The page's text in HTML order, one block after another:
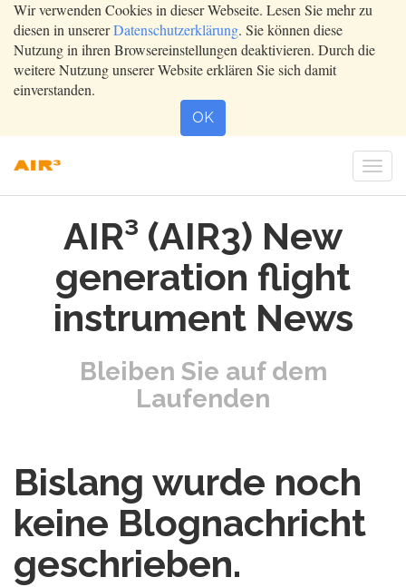
Wir verwenden Cookies in dieser Webseite. Lesen Sie mehr zu
diesen in unsererDatenschutzerklärung. Sie können diese
Nutzung in ihren Browsereinstellungen deaktivieren. Durch die
weitere Nutzung unserer Website erklären Sie sich damit
einverstanden.
OK
AIR³ (AIR3) New
generation flight
instrument News
Bleiben Sie auf dem
Laufenden
Bislang wurde noch
keine Blognachricht
geschrieben.